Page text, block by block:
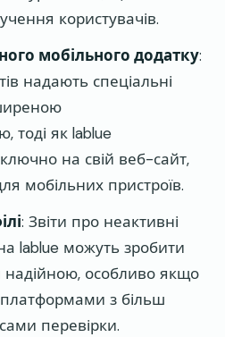
користувачів.
мобільного додатку:
надають спеціальні
тоді як lablue
на свій веб-сайт,
мобільних пристроїв.
: Звіти про неактивні
lablue можуть зробити
особливо якщо
платформами з більш
перевірки.